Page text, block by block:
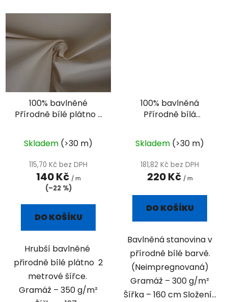
100% bavlněné
Přírodně bílé plátno -
Skladem (>30 m)
115,70 Kč bez DPH
140 Kč / m
(–22 %)
DO KOŠÍKU
Hrubší bavlněné
přirodně bílé plátno 2
metrové šířce.
Gramáž – 350 g/m²
100% bavlněná
Přírodně bílá
Skladem (>30 m)
181,82 Kč bez DPH
220 Kč / m
DO KOŠÍKU
Bavlněná stanovina v
přírodně bílé barvě.
(Neimpregnovaná)
Gramáž – 300 g/m²
Šířka – 160 cm Složení...